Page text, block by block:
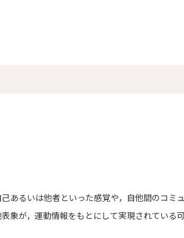
あるいは他者といった感覚や，自他間のコ
が，運動情報をもとにして実現されている